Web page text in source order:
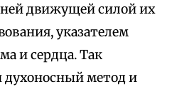
движущей силой их
указателем
и сердца. Так
духоносный метод и